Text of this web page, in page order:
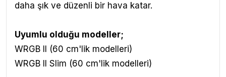
daha şık ve düzenli bir hava katar.
Uyumlu olduğu modeller;
WRGB II (60 cm'lik modelleri)
WRGB II Slim (60 cm'lik modelleri)